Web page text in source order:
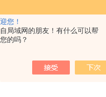
您！
局域网的朋友！有什么可以帮
的吗？
当前位置：首页